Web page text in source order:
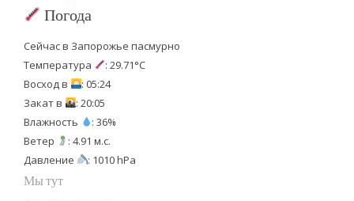
Погода
Сейчас в Запорожье пасмурно
Температура
: 29.71°C
Восход в
: 05:24
Закат в
: 20:05
Влажность
: 36%
Ветер
: 4.91 м.с.
Давление
: 1010 hPa
Мы тут